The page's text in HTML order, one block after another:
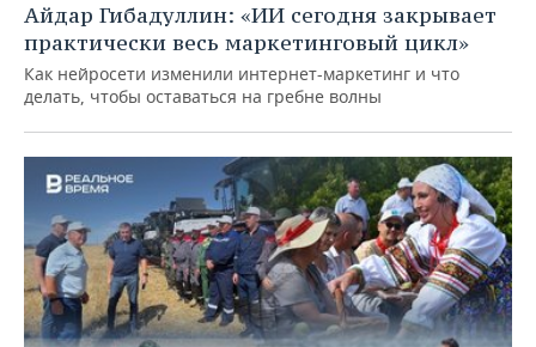
Айдар Гибадуллин: «ИИ сегодня закрывает
практически весь маркетинговый цикл»
Как нейросети изменили интернет-маркетинг и что
делать, чтобы оставаться на гребне волны